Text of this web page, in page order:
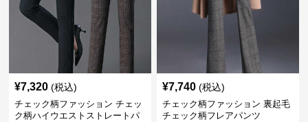
¥7,320 (税込)
チェック柄ファッション チェッ
ク柄ハイウエストストレートパ
¥7,740 (税込)
チェック柄ファッション 裏起毛
チェック柄フレアパンツ